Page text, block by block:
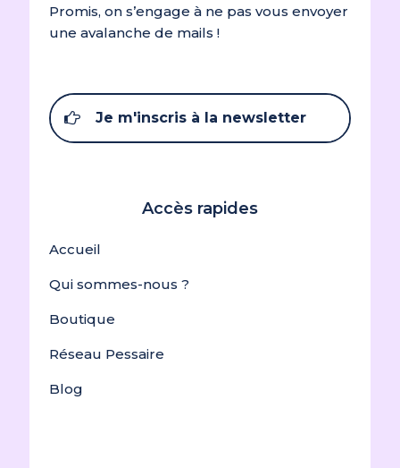
Promis, on s’engage à ne pas vous envoyer
une avalanche de mails !
Je m'inscris à la newsletter
Accès rapides
Accueil
Qui sommes-nous ?
Boutique
Réseau Pessaire
Blog